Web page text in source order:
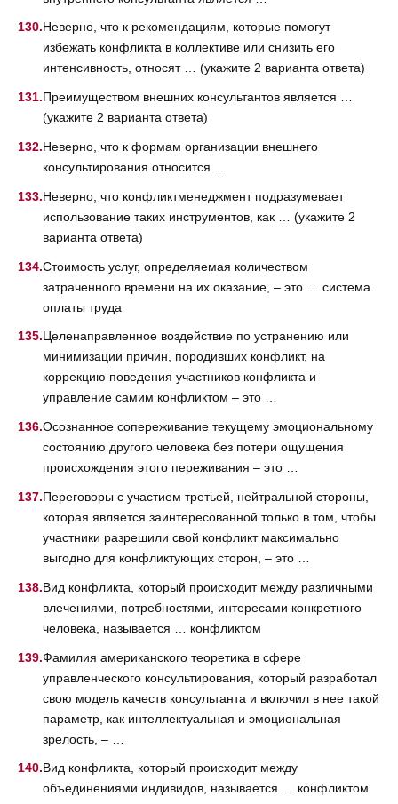
Неверно, что к рекомендациям, которые помогут
избежать конфликта в коллективе или снизить его
интенсивность, относят … (укажите 2 варианта ответа)
Преимуществом внешних консультантов является …
(укажите 2 варианта ответа)
Неверно, что к формам организации внешнего
консультирования относится …
Неверно, что конфликтменеджмент подразумевает
использование таких инструментов, как … (укажите 2
варианта ответа)
Стоимость услуг, определяемая количеством
затраченного времени на их оказание, – это … система
оплаты труда
Целенаправленное воздействие по устранению или
минимизации причин, породивших конфликт, на
коррекцию поведения участников конфликта и
управление самим конфликтом – это …
Осознанное сопереживание текущему эмоциональному
состоянию другого человека без потери ощущения
происхождения этого переживания – это …
Переговоры с участием третьей, нейтральной стороны,
которая является заинтересованной только в том, чтобы
участники разрешили свой конфликт максимально
выгодно для конфликтующих сторон, – это …
Вид конфликта, который происходит между различными
влечениями, потребностями, интересами конкретного
человека, называется … конфликтом
Фамилия американского теоретика в сфере
управленческого консультирования, который разработал
свою модель качеств консультанта и включил в нее такой
параметр, как интеллектуальная и эмоциональная
зрелость, – …
Вид конфликта, который происходит между
объединениями индивидов, называется … конфликтом